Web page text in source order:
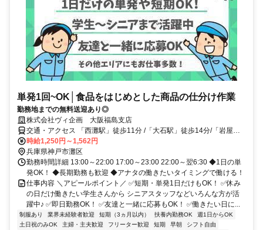
単発1回~OK│食品をはじめとした商品の仕分け作業
勤務地までの無料送迎あり◎
株式会社ヴィ企画 大阪福島支店
交通・アクセス 「西灘駅」徒歩11分 /「大石駅」徒歩14分/「岩屋
駅」徒歩18分
時給1,250円～1,562円
兵庫県神戸市灘区
勤務時間詳細 13:00～22:00 17:00～23:00 22:00～翌6:30 ◆1日の単
発OK！ ◆長期勤務も歓迎 ◆アナタの働きたいタイミングで働ける！
仕事内容 ＼アピールポイント／ ✅短期・単発1日だけもOK！ ✅休み
の日だけ働きたい学生さんから シニアスタッフなどいろんな方が活
躍中♪ ✅即日勤務OK！ ✅友達と一緒に応募もOK！ ✅働きたい日に...
制服あり 業界未経験者歓迎 短期（3ヵ月以内） 扶養内勤務OK
週1日からOK
土日祝のみOK
主婦・主夫歓迎 フリーター歓迎 短期 早朝
シフト自由